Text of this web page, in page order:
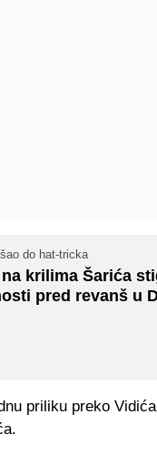
do hat-tricka
na krilima Šarića
pred revanš u
priliku preko